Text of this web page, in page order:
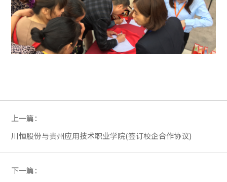
上一篇：
川恒股份与贵州应用技术职业学院(签订校企合作协议)
下一篇：